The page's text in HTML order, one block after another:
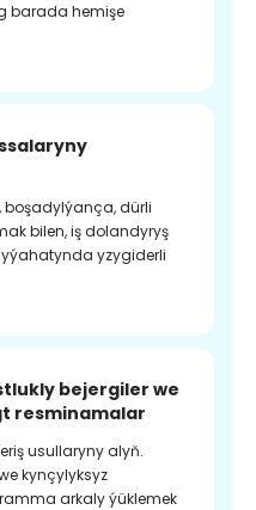
barada hemişe
dürli
bilen, iş dolandyryş
yzygiderli
bejergiler we
resminamalar
usullaryny alyň.
kynçylyksyz
arkaly ýüklemek